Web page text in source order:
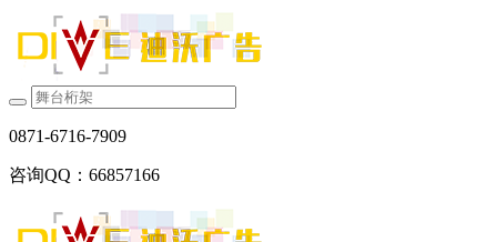
0871-6716-7909
咨询QQ：66857166